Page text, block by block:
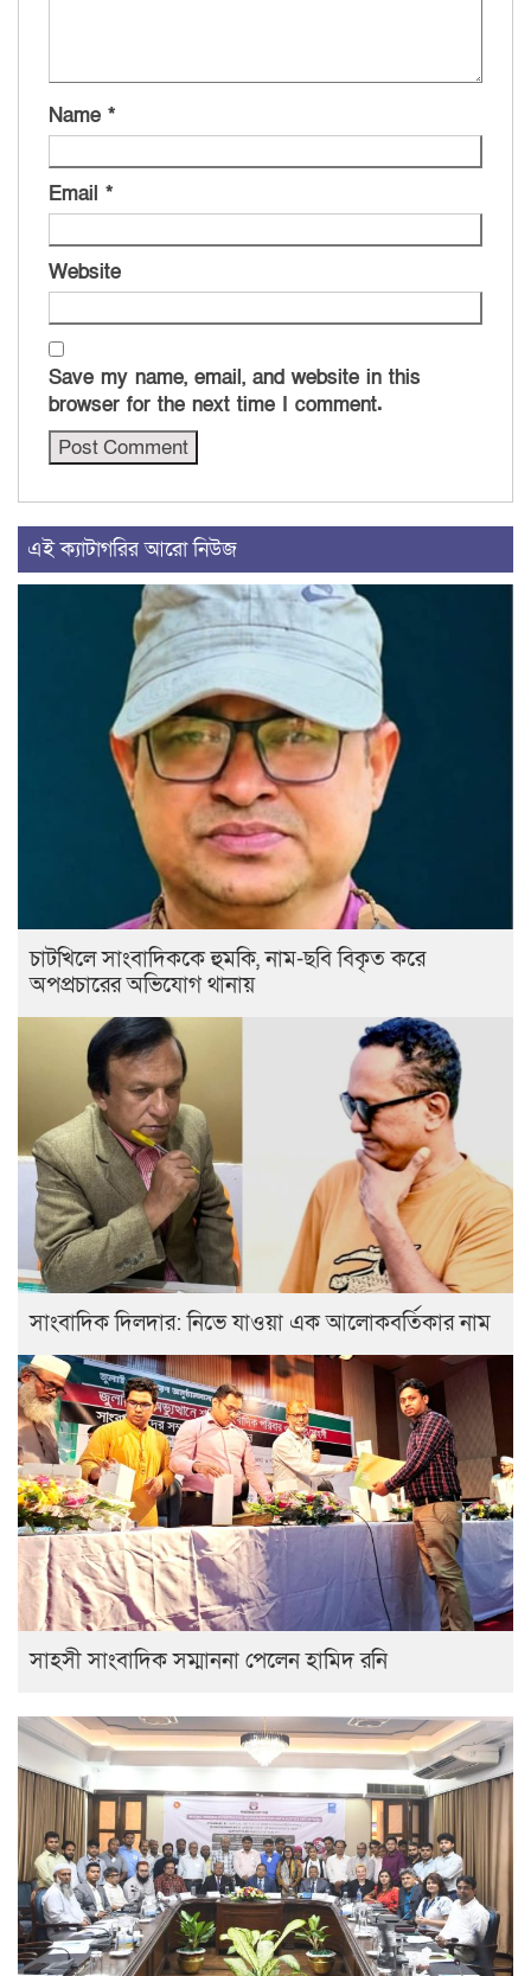
Name *
Email *
Website
Save my name, email, and website in this
browser for the next time I comment.
এই ক্যাটাগরির আরো নিউজ
চাটখিলে সাংবাদিককে হুমকি, নাম-ছবি বিকৃত করে
অপপ্রচারের অভিযোগ থানায়
সাংবাদিক দিলদার: নিভে যাওয়া এক আলোকবর্তিকার নাম
সাহসী সাংবাদিক সম্মাননা পেলেন হামিদ রনি